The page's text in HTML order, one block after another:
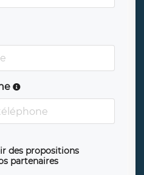
des propositions
partenaires